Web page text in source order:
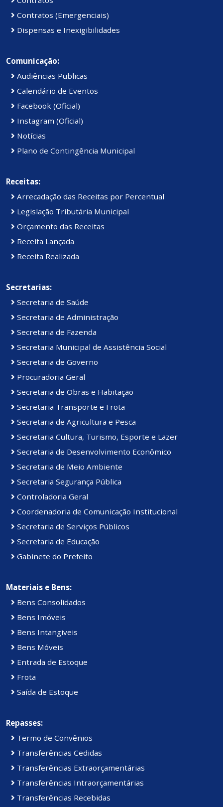
Contratos (Emergenciais)
Dispensas e Inexigibilidades
Comunicação:
Audiências Publicas
Calendário de Eventos
Facebook (Oficial)
Instagram (Oficial)
Notícias
Plano de Contingência Municipal
Receitas:
Arrecadação das Receitas por Percentual
Legislação Tributária Municipal
Orçamento das Receitas
Receita Lançada
Receita Realizada
Secretarias:
Secretaria de Saúde
Secretaria de Administração
Secretaria de Fazenda
Secretaria Municipal de Assistência Social
Secretaria de Governo
Procuradoria Geral
Secretaria de Obras e Habitação
Secretaria Transporte e Frota
Secretaria de Agricultura e Pesca
Secretaria Cultura, Turismo, Esporte e Lazer
Secretaria de Desenvolvimento Econômico
Secretaria de Meio Ambiente
Secretaria Segurança Pública
Controladoria Geral
Coordenadoria de Comunicação Institucional
Secretaria de Serviços Públicos
Secretaria de Educação
Gabinete do Prefeito
Materiais e Bens:
Bens Consolidados
Bens Imóveis
Bens Intangiveis
Bens Móveis
Entrada de Estoque
Frota
Saída de Estoque
Repasses:
Termo de Convênios
Transferências Cedidas
Transferências Extraorçamentárias
Transferências Intraorçamentárias
Transferências Recebidas